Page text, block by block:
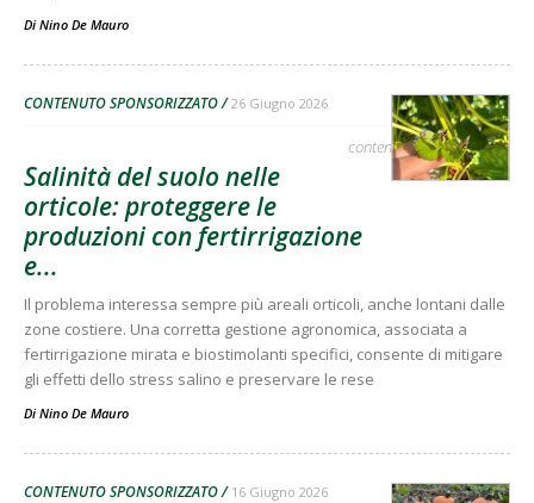
Di Nino De Mauro
CONTENUTO SPONSORIZZATO 26 Giugno 2026
contenuto sponsorizzato
Salinità del suolo nelle
orticole: proteggere le
produzioni con fertirrigazione
e...
Il problema interessa sempre più areali orticoli, anche lontani dalle
zone costiere. Una corretta gestione agronomica, associata a
fertirrigazione mirata e biostimolanti specifici, consente di mitigare
gli effetti dello stress salino e preservare le rese
Di Nino De Mauro
CONTENUTO SPONSORIZZATO 16 Giugno 2026